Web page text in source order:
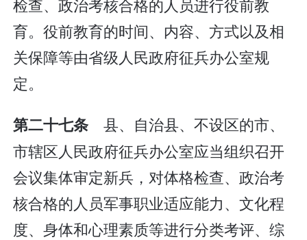
检查、政治考核合格的人员进行役前教
育。役前教育的时间、内容、方式以及相
关保障等由省级人民政府征兵办公室规
定。
第二十七条 县、自治县、不设区的市、
市辖区人民政府征兵办公室应当组织召开
会议集体审定新兵，对体格检查、政治考
核合格的人员军事职业适应能力、文化程
度、身体和心理素质等进行分类考评、综